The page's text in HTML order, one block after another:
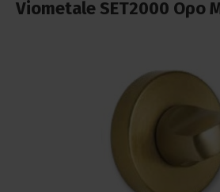
Viometale SET2000 Ορο